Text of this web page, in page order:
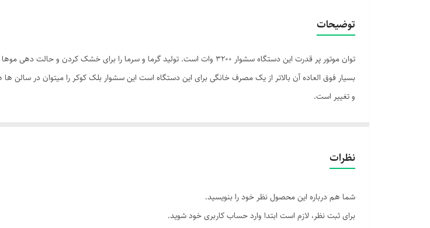
توضیحات
توان موتور پر قدرت این دستگاه سشوار 3200 وات است. تولید گرما و سرما را برای
و تغییر است.
نظرات
شما هم درباره این محصول نظر خود را بنویسید.
برای ثبت نظر، لازم است ابتدا وارد حساب کاربری خود شوید.